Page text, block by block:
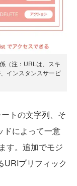
（注：URLは、スキ
インスタンスサービ
トの文字列、そ
ドによって一意
す。追加でモジ
URIプリフィック